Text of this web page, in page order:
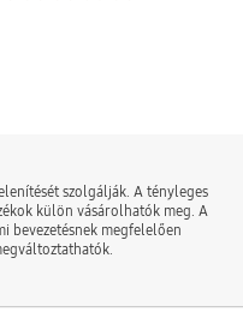
szolgálják. A tényleges
külön vásárolhatók meg. A
bevezetésnek megfelelően